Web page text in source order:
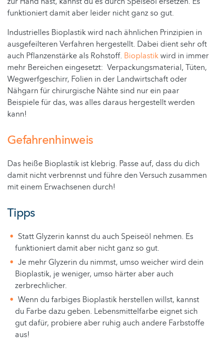
funktioniert damit aber leider nicht ganz so gut.
Industrielles Bioplastik wird nach ähnlichen Prinzipien in
ausgefeilteren Verfahren hergestellt. Dabei dient sehr oft
auch Pflanzenstärke als Rohstoff. Bioplastikwird in immer
mehr Bereichen eingesetzt: Verpackungsmaterial, Tüten,
Wegwerfgeschirr, Folien in der Landwirtschaft oder
Nähgarn für chirurgische Nähte sind nur ein paar
Beispiele für das, was alles daraus hergestellt werden
kann!
Gefahrenhinweis
Das heiße Bioplastik ist klebrig. Passe auf, dass du dich
damit nicht verbrennst und führe den Versuch zusammen
mit einem Erwachsenen durch!
Tipps
Statt Glyzerin kannst du auch Speiseöl nehmen. Es
funktioniert damit aber nicht ganz so gut.
Je mehr Glyzerin du nimmst, umso weicher wird dein
Bioplastik, je weniger, umso härter aber auch
zerbrechlicher.
Wenn du farbiges Bioplastik herstellen willst, kannst
du Farbe dazu geben. Lebensmittelfarbe eignet sich
gut dafür, probiere aber ruhig auch andere Farbstoffe
aus!